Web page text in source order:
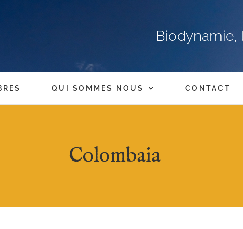
Biodynamie,
QUI SOMMES NOUS CONTACT
Colombaia